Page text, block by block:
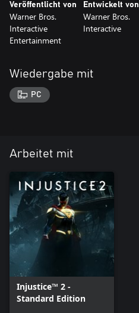
Veröffentlicht von
Warner Bros.
Interactive
Entertainment
Entwickelt von
Warner Bros.
Interactive
Wiedergabe mit
PC
Arbeitet mit
Injustice™ 2 -
Standard Edition